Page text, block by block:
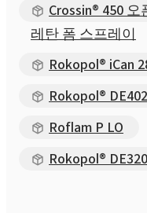
Crossin® 450
레탄 폼 스프레이
Rokopol® iCan
Rokopol®
Roflam P LO
Rokopol®